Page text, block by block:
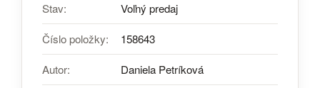
Stav: Voľný predaj
Číslo položky: 158643
Autor: Daniela Petríková